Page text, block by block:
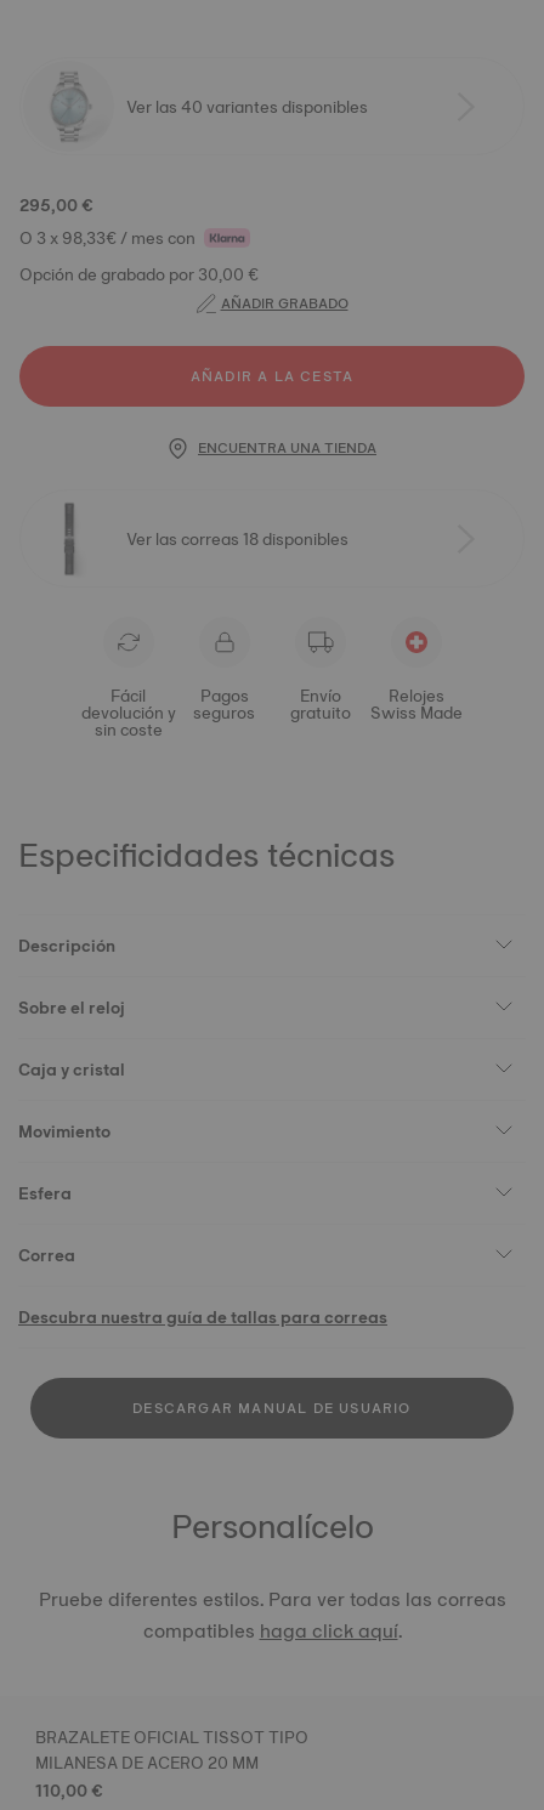
Ver las 40 variantes disponibles
295,00 €
O 3 x 98,33€ / mes con
Opción de grabado por 30,00 €
AÑADIR GRABADO
AÑADIR A LA CESTA
ENCUENTRA UNA TIENDA
Ver las correas 18 disponibles
Fácil
devolución y
sin coste
Pagos
seguros
Envío
gratuito
Relojes
Swiss Made
Especificidades técnicas
Descripción
Sobre el reloj
Caja y cristal
Movimiento
Esfera
Correa
Descubra nuestra guía de tallas para correas
DESCARGAR MANUAL DE USUARIO
Personalícelo
Pruebe diferentes estilos. Para ver todas las correas
compatibleshaga click aquí.
BRAZALETE OFICIAL TISSOT TIPO
MILANESA DE ACERO 20 MM
110,00 €